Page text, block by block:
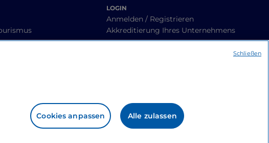
LOGIN
Anmelden / Registrieren
Akkreditierung Ihres Unternehmens
Cookies anpassen Alle zulassen
Schließen